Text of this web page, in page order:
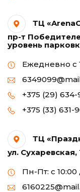
ТЦ
пр-т
уровень
Ежедневно с
+375 (29)
+375 (33) 631-
ТЦ
ул.
Пн-Пт: с